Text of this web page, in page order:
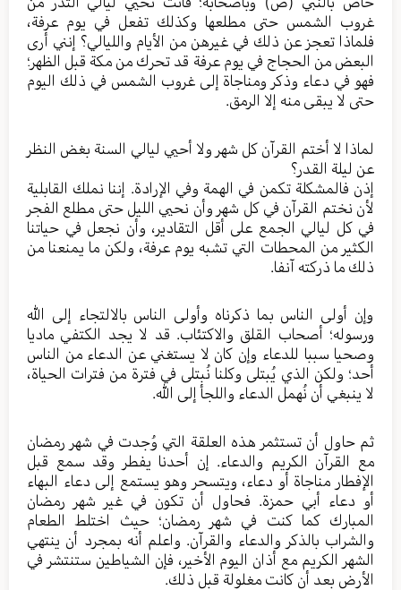
غروب الشمس حتى مطلعها وكذلك تفعل في يوم عرفة،
فلماذا تعجز عن ذلك في غيرهن من الأيام والليالي؟ إنني أرى
البعض من الحجاج في يوم عرفة قد تحرك من مكة قبل الظهر؛
فهو في دعاء وذكر ومناجاة إلى غروب الشمس في ذلك اليوم
حتى لا يبقى منه إلا الرمق.
لماذا لا أختم القرآن كل شهر ولا أحيي ليالي السنة بغض النظر
عن ليلة القدر؟
إذن فالمشكلة تكمن في الهمة وفي الإرادة. إننا نملك القابلية
لأن نختم القرآن في كل شهر وأن نحيي الليل حتى مطلع الفجر
في كل ليالي الجمع على أقل التقادير، وأن نجعل في حياتنا
الكثير من المحطات التي تشبه يوم عرفة، ولكن ما يمنعنا من
ذلك ما ذركته آنفا.
وإن أولى الناس بما ذكرناه وأولى الناس بالالتجاء إلى الله
ورسوله؛ أصحاب القلق والاكتئاب. قد لا يجد الكتفي ماديا
وصحيا سببا للدعاء وإن كان لا يستغني عن الدعاء من الناس
أحد؛ ولكن الذي يُبتلى وكلنا نُبتلى في فترة من فترات الحياة،
لا ينبغي أن نُهمل الدعاء واللجأ إلى الله.
ثم حاول أن تستثمر هذه العلقة التي وُجدت في شهر رمضان
مع القرآن الكريم والدعاء. إن أحدنا يفطر وقد سمع قبل
الإفطار مناجاة أو دعاء، ويتسحر وهو يستمع إلى دعاء البهاء
أو دعاء أبي حمزة. فحاول أن تكون في غير شهر رمضان
المبارك كما كنت في شهر رمضان؛ حيث اختلط الطعام
والشراب بالذكر والدعاء والقرآن. واعلم أنه بمجرد أن ينتهي
الشهر الكريم مع أذان اليوم الأخير، فإن الشياطين ستنتشر في
الأرض بعد أن كانت مغلولة قبل ذلك.